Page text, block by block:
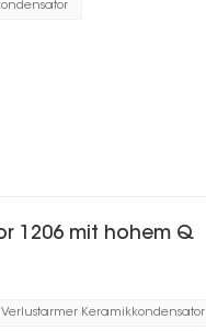
1206 mit hohem Q
Verlustarmer Keramikkondensator